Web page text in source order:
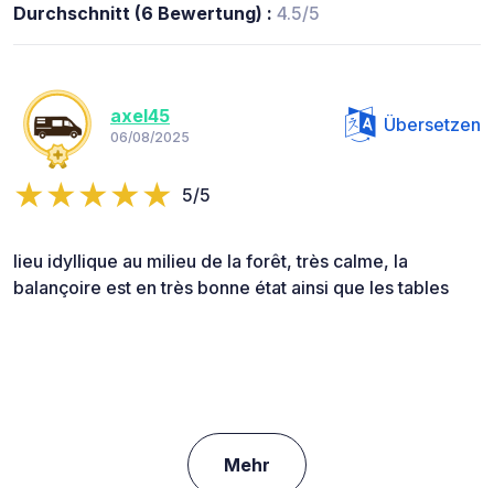
Durchschnitt (6 Bewertung) : 4.5/5
axel45
06/08/2025
Übersetzen
5/5
lieu idyllique au milieu de la forêt, très calme, la
balançoire est en très bonne état ainsi que les tables
Mehr